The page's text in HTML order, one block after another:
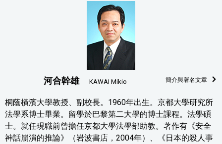
河合幹雄 KAWAI Mikio 簡介與署名文章
桐蔭橫濱大學教授、副校長。1960年出生。京都大學研究所
法學系博士畢業。留學於巴黎第二大學的博士課程。法學碩
士。就任現職前曾擔任京都大學法學部助教。著作有《安全
神話崩潰的推論》（岩波書店，2004年）、《日本的殺人事